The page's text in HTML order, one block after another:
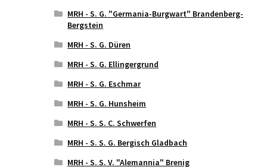
MRH - S. G. "Germania-Burgwart" Brandenberg-
Bergstein
MRH - S. G. Düren
MRH - S. G. Ellingergrund
MRH - S. G. Eschmar
MRH - S. G. Hunsheim
MRH - S. S. C. Schwerfen
MRH - S. S. G. Bergisch Gladbach
MRH - S. S. V. "Alemannia" Brenig